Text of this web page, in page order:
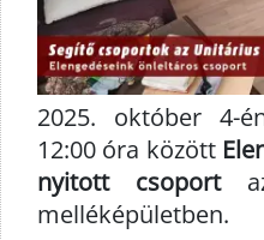
2025. október 4-
12:00 óra között
nyitott csoportaz
melléképületben.